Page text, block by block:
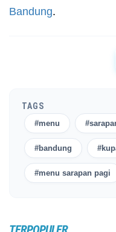
Bandung.
TAGS
#menu
#bandung
#menu sarapan pagi